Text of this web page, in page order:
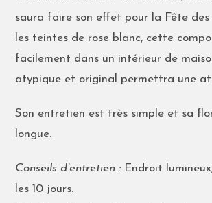
saura faire son effet pour la Fête des
les teintes de rose blanc, cette
facilement dans un intérieur de
atypique et original permettra une
Son entretien est très simple et sa
longue.
Conseils d’entretien : Endroit
les 10 jours.